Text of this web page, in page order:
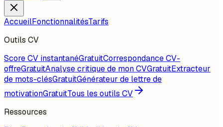
AccueilFonctionnalitésTarifs
Outils CV
Score CV instantanéGratuitCorrespondance CV-
offreGratuitAnalyse critique de mon CVGratuitExtracteur
de mots-clésGratuitGénérateur de lettre de
motivationGratuitTous les outils CV
Ressources